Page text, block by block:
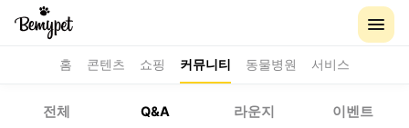
홈 콘텐츠 쇼핑 커뮤니티 동물병원 서비스
반려동물 Q&A
전체 Q&A 라운지 이벤트